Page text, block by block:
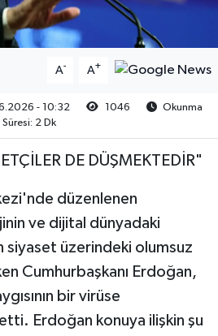
A- A+
- 10:32 1046
Okunma
Süresi: 2 Dk
DE DÜŞMEKTEDİR"
düzenlenen
ve dijital dünyadaki
siyaset üzerindeki olumsuz
Cumhurbaşkanı Erdoğan,
bir virüse
Erdoğan konuya ilişkin şu